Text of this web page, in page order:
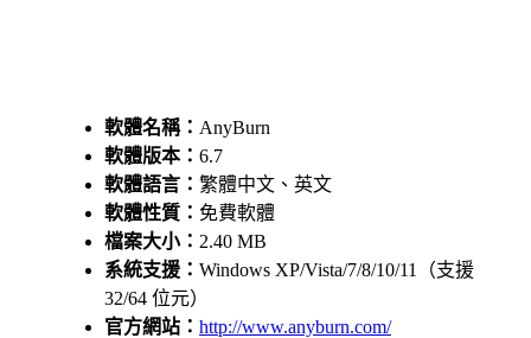
軟體名稱： AnyBurn
軟體版本： 6.7
軟體語言： 繁體中文、英文
軟體性質： 免費軟體
檔案大小： 2.40 MB
系統支援： Windows XP/Vista/7/8/10/11（支援
32/64 位元）
官方網站： http://www.anyburn.com/